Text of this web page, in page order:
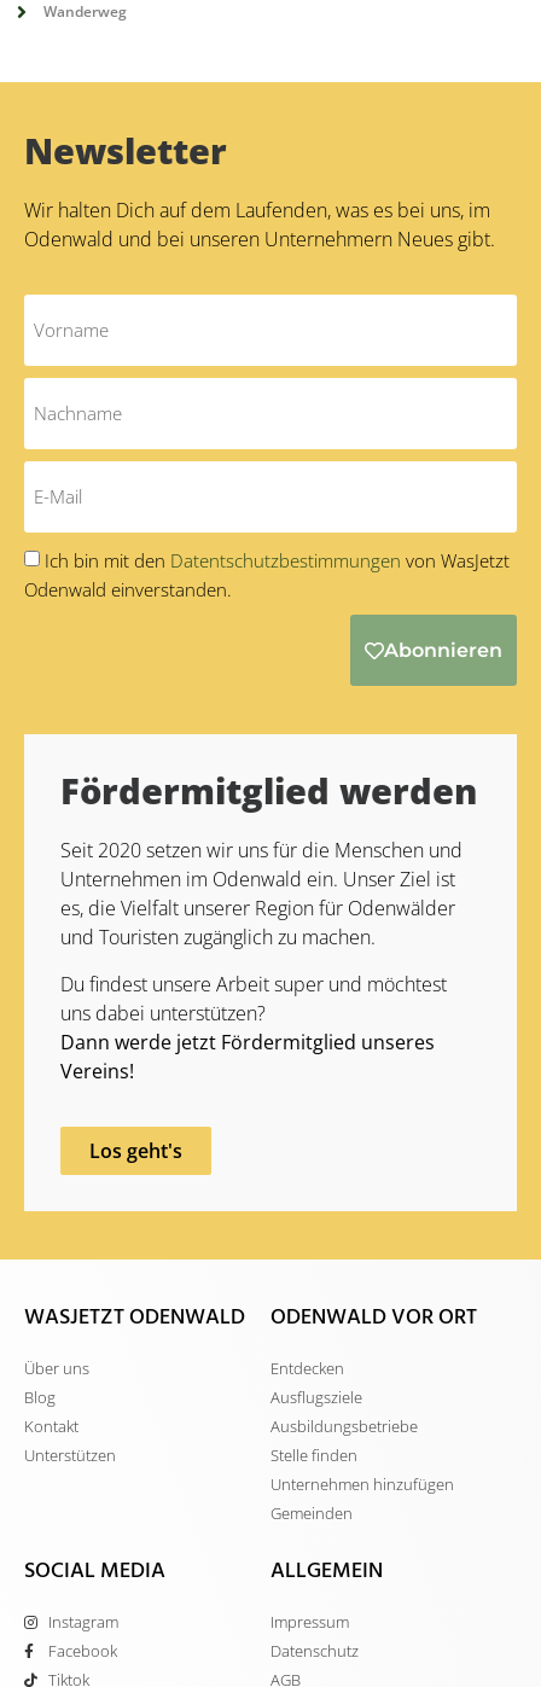
Wanderweg
Newsletter
Wir halten Dich auf dem Laufenden, was es bei uns, im
Odenwald und bei unseren Unternehmern Neues gibt.
Ich bin mit den Datentschutzbestimmungen von WasJetzt
Odenwald einverstanden.
Abonnieren
Fördermitglied werden
Seit 2020 setzen wir uns für die Menschen und
Unternehmen im Odenwald ein. Unser Ziel ist
es, die Vielfalt unserer Region für Odenwälder
und Touristen zugänglich zu machen.
Du findest unsere Arbeit super und möchtest
uns dabei unterstützen?
Dann werde jetzt Fördermitglied unseres
Vereins!
Los geht's
WASJETZT ODENWALD
Über uns
Blog
Kontakt
Unterstützen
ODENWALD VOR ORT
Entdecken
Ausflugsziele
Ausbildungsbetriebe
Stelle finden
Unternehmen hinzufügen
Gemeinden
SOCIAL MEDIA
Instagram
Facebook
Tiktok
ALLGEMEIN
Impressum
Datenschutz
AGB